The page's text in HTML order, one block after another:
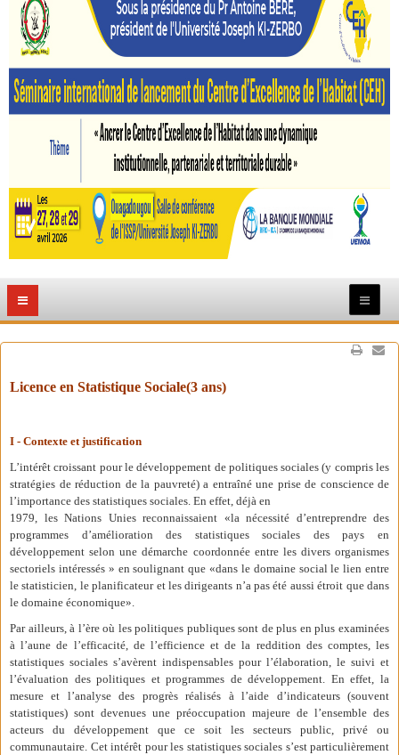
Licence en Statistique Sociale(3 ans)
I - Contexte et justification
L’intérêt croissant pour le développement de politiques sociales (y compris les
stratégies de réduction de la pauvreté) a entraîné une prise de conscience de
l’importance des statistiques sociales. En effet, déjà en
1979, les Nations Unies reconnaissaient «la nécessité d’entreprendre des
programmes d’amélioration des statistiques sociales des pays en
développement selon une démarche coordonnée entre les divers organismes
sectoriels intéressés » en soulignant que «dans le domaine social le lien entre
le statisticien, le planificateur et les dirigeants n’a pas été aussi étroit que dans
le domaine économique».
Par ailleurs, à l’ère où les politiques publiques sont de plus en plus examinées
à l’aune de l’efficacité, de l’efficience et de la reddition des comptes, les
statistiques sociales s’avèrent indispensables pour l’élaboration, le suivi et
l’évaluation des politiques et programmes de développement. En effet, la
mesure et l’analyse des progrès réalisés à l’aide d’indicateurs (souvent
statistiques) sont devenues une préoccupation majeure de l’ensemble des
acteurs du développement que ce soit les secteurs public, privé ou
communautaire. Cet intérêt pour les statistiques sociales s’est particulièrement